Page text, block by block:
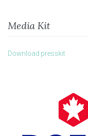
Media Kit
Download presskit